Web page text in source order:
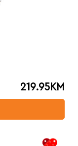
219.95KM